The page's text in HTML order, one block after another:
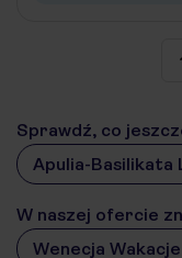
Sprawdź, co
Apulia-Basilikata
W naszej ofercie
Wenecja